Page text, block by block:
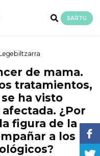
SARTU
de mama.
tratamientos,
ha visto
¿Por
figura de la
a los